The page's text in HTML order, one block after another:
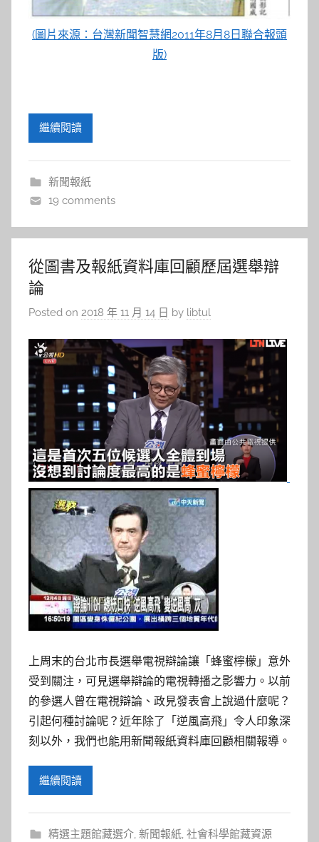
(圖片來源：台灣新聞智慧網2011年8月8日聯合報頭
版)
繼續閱讀
新聞報紙
19 comments
從圖書及報紙資料庫回顧歷屆選舉辯
論
Posted on 2018 年 11 月 14 日 by libtul
上周末的台北市長選舉電視辯論讓「蜂蜜檸檬」意外
受到關注，可見選舉辯論的電視轉播之影響力。以前
的參選人曾在電視辯論、政見發表會上說過什麼呢？
引起何種討論呢？近年除了「逆風高飛」令人印象深
刻以外，我們也能用新聞報紙資料庫回顧相關報導。
繼續閱讀
精選主題館藏選介, 新聞報紙, 社會科學館藏資源